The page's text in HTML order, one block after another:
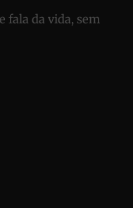
fala da vida, sem